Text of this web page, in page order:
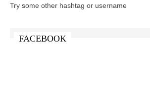
Try some other hashtag or username
FACEBOOK